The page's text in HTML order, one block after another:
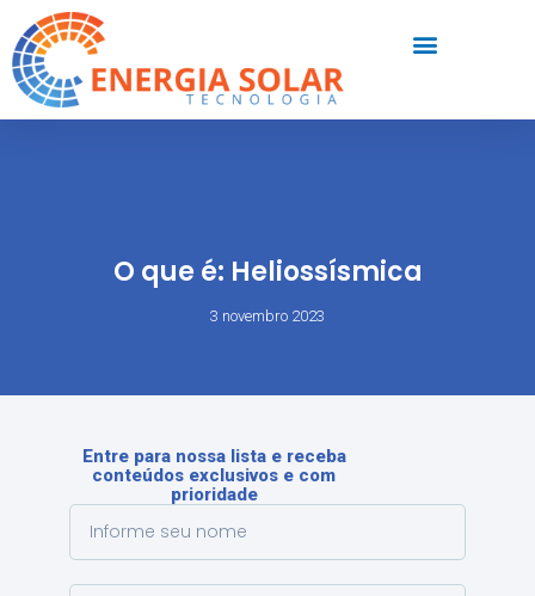
O que é: Heliossísmica
3 novembro 2023
Entre para nossa lista e receba
conteúdos exclusivos e com
prioridade